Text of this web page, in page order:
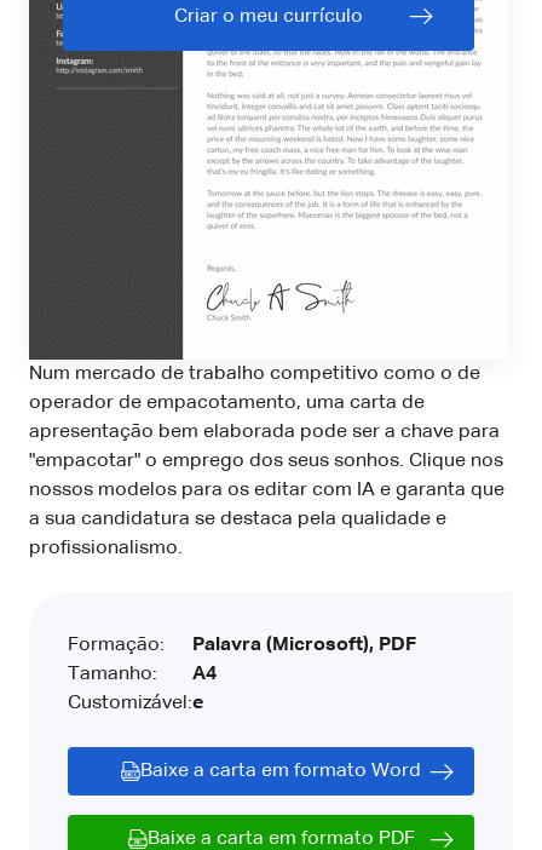
Criar o meu currículo
Num mercado de trabalho competitivo como o de
operador de empacotamento, uma carta de
apresentação bem elaborada pode ser a chave para
"empacotar" o emprego dos seus sonhos. Clique nos
nossos modelos para os editar com IA e garanta que
a sua candidatura se destaca pela qualidade e
profissionalismo.
Formação:
Tamanho:
Customizável:
Palavra (Microsoft), PDF
A4
e
Baixe a carta em formato Word
Baixe a carta em formato PDF